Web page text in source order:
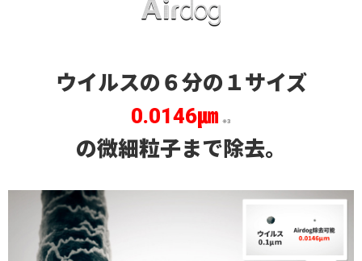
ウイルスの６分の１サイズ
0.0146㎛ ※3
の微細粒子まで除去。